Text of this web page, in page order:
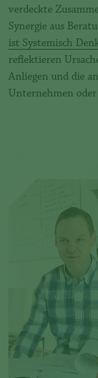
verdeckte
Synergie aus
ist Systemisch
reflektieren
Anliegen und die
Unternehmen